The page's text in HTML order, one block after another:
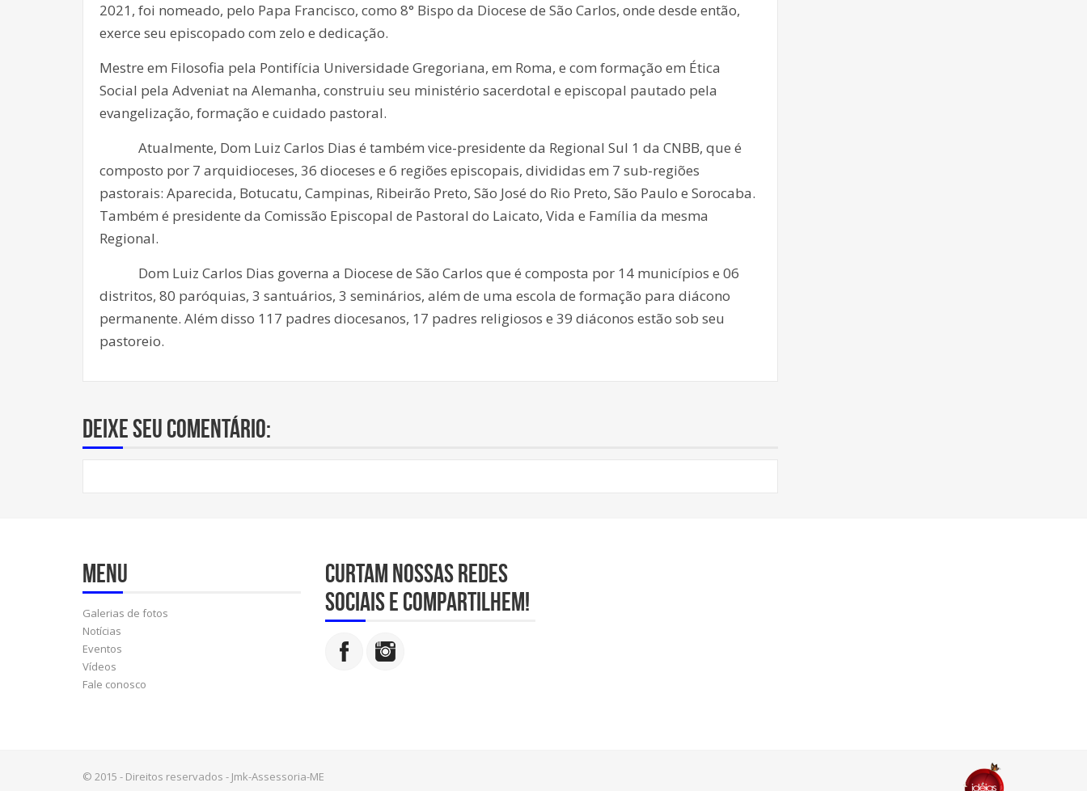
2021, foi nomeado, pelo Papa Francisco, como 8° Bispo da Diocese de São Carlos, onde desde então,
exerce seu episcopado com zelo e dedicação.
Mestre em Filosofia pela Pontifícia Universidade Gregoriana, em Roma, e com formação em Ética
Social pela Adveniat na Alemanha, construiu seu ministério sacerdotal e episcopal pautado pela
evangelização, formação e cuidado pastoral.
Atualmente, Dom Luiz Carlos Dias é também vice-presidente da Regional Sul 1 da CNBB, que é
composto por 7 arquidioceses, 36 dioceses e 6 regiões episcopais, divididas em 7 sub-regiões
pastorais: Aparecida, Botucatu, Campinas, Ribeirão Preto, São José do Rio Preto, São Paulo e Sorocaba.
Também é presidente da Comissão Episcopal de Pastoral do Laicato, Vida e Família da mesma
Regional.
Dom Luiz Carlos Dias governa a Diocese de São Carlos que é composta por 14 municípios e 06
distritos, 80 paróquias, 3 santuários, 3 seminários, além de uma escola de formação para diácono
permanente. Além disso 117 padres diocesanos, 17 padres religiosos e 39 diáconos estão sob seu
pastoreio.
Deixe seu comentário:
Menu
Galerias de fotos
Notícias
Eventos
Vídeos
Fale conosco
Curtam nossas redes
sociais e compartilhem!
© 2015 - Direitos reservados - Jmk-Assessoria-ME